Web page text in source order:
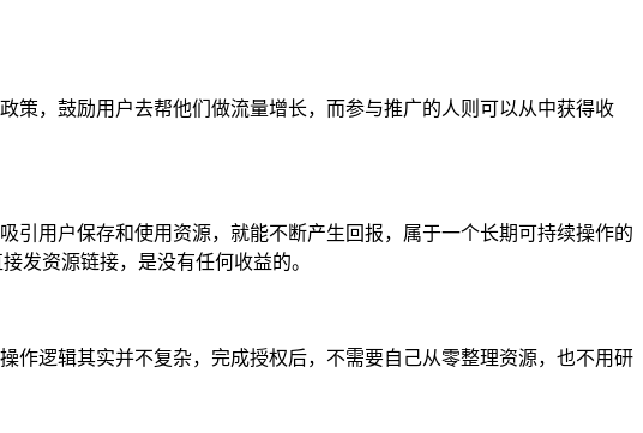
策，鼓励用户去帮他们做流量增长，而参与推广的人则可以从中获得收
引用户保存和使用资源，就能不断产生回报，属于一个长期可持续操作的
发资源链接，是没有任何收益的。
作逻辑其实并不复杂，完成授权后，不需要自己从零整理资源，也不用研